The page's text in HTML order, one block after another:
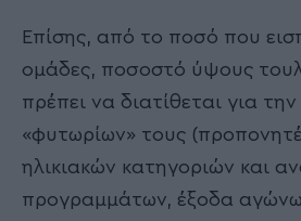
Επίσης, από το ποσό που
ομάδες, ποσοστό ύψους
πρέπει να διατίθεται για
«φυτωρίων» τους
ηλικιακών κατηγοριών και
προγραμμάτων, έξοδα